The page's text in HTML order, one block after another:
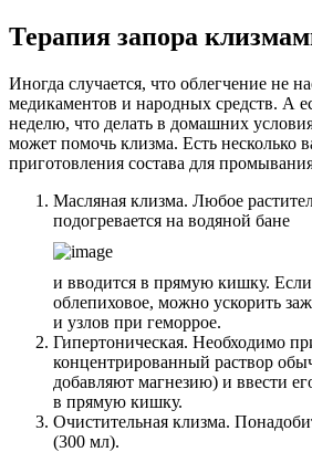
Терапия запора
Иногда случается, что облегчение не
медикаментов и народных средств. А
неделю, что делать в домашних
может помочь клизма. Есть несколько
приготовления состава для
Масляная клизма. Любое
подогревается на водяной бане
и вводится в прямую кишку. Если
облепиховое, можно ускорить
и узлов при геморрое.
Гипертоническая. Необходимо
концентрированный раствор
добавляют магнезию) и ввести
в прямую кишку.
Очистительная клизма.
(300 мл).